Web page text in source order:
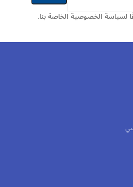
لسياسة الخصوصية الخاصة بنا.